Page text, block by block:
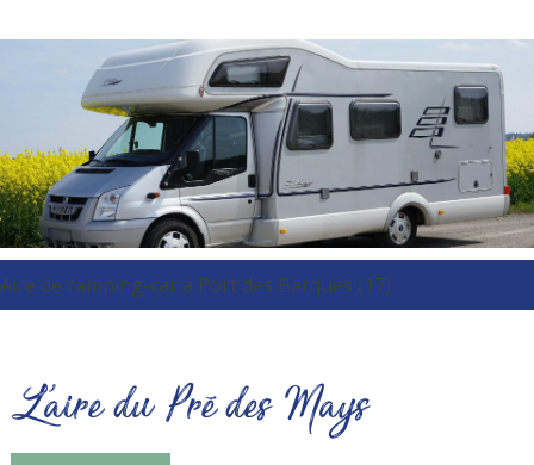
Aire de camping-car à Port des Barques (17)
L'aire du Pré des Mays